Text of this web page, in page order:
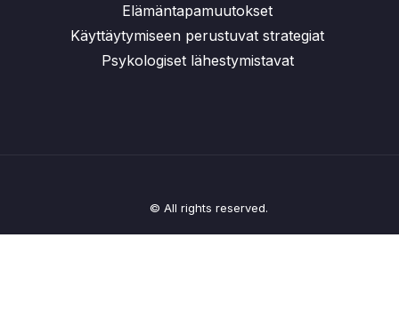
Elämäntapamuutokset
Käyttäytymiseen perustuvat strategiat
Psykologiset lähestymistavat
© All rights reserved.